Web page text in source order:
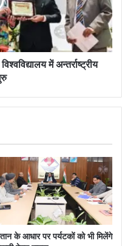
में अन्तर्राष्ट्रीय
के आधार पर पर्यटकों को भी मिलेंगे